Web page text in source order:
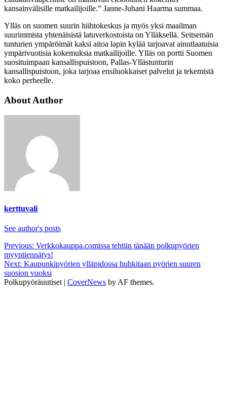
kansainvälisille matkailijoille.” Janne-Juhani Haarma summaa.
Ylläs on suomen suurin hiihtokeskus ja myös yksi maailman
suurimmista yhtenäisistä latuverkostoista on Ylläksellä. Seitsemän
tunturien ympäröimät kaksi aitoa lapin kylää tarjoavat ainutlaatuisia
ympärivuotisia kokemuksia matkailijoille. Ylläs on portti Suomen
suosituimpaan kansallispuistoon, Pallas-Yllästunturin
kansallispuistoon, joka tarjoaa ensiluokkaiset palvelut ja tekemistä
koko perheelle.
About Author
kerttuvali
See author's posts
Post
navigation
Previous: Verkkokauppa.comissa tehtiin tänään polkupyörien
myyntiennätys!
Next: Kaupunkipyörien ylläpidossa huhkitaan pyörien suuren
suosion vuoksi
Polkupyöräuutiset | CoverNews by AF themes.